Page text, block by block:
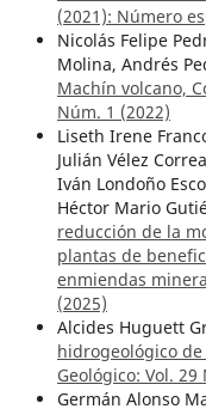
(2021): Número
Nicolás Felipe
Molina, Andrés
Machín volcano,
Núm. 1 (2022)
Liseth Irene
Julián Vélez
Iván Londoño
Héctor Mario
reducción de la
plantas de
enmiendas
(2025)
Alcides Huguett
hidrogeológico
Geológico: Vol. 29
Germán Alonso